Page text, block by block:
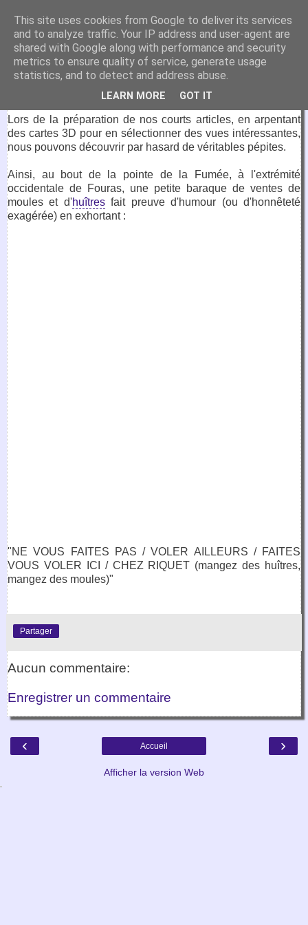
VirtuaFrance
Visitez la France depuis votre fauteuil.
10 mars 2020
Chez Riquet, Fouras
Lors de la préparation de nos courts articles, en arpentant
des cartes 3D pour en sélectionner des vues intéressantes,
nous pouvons découvrir par hasard de véritables pépites.
Ainsi, au bout de la pointe de la Fumée, à l'extrémité
occidentale de Fouras, une petite baraque de ventes de
moules et d'huîtresfait preuve d'humour (ou d'honnêteté
exagérée) en exhortant :
"NE VOUS FAITES PAS / VOLER AILLEURS / FAITES
VOUS VOLER ICI / CHEZ RIQUET (mangez des huîtres,
mangez des moules)"
Partager
Aucun commentaire:
Enregistrer un commentaire
‹ ›
Accueil
Afficher la version Web
This site uses cookies from Google to deliver its services
and to analyze traffic. Your IP address and user-agent are
shared with Google along with performance and security
metrics to ensure quality of service, generate usage
statistics, and to detect and address abuse.
LEARN MORE GOT IT